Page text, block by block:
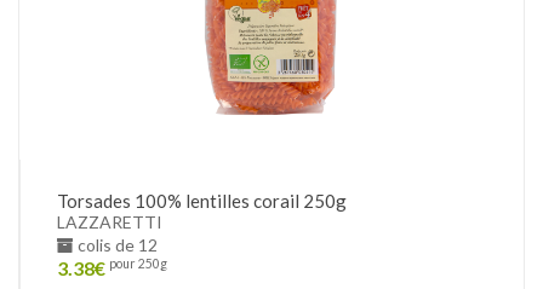
Torsades 100% lentilles corail 250g
LAZZARETTI
colis de 12
3.38€ pour 250g